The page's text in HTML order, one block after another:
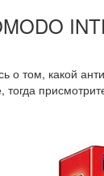
о том, какой
тогда